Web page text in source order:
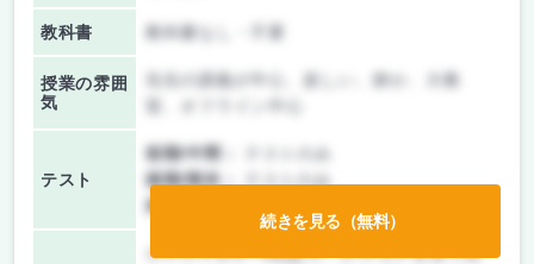
教科書 教科書なし・不要
授業の雰囲
気
先生の講義が中心、楽しい、静か、大教
テスト
前期/中間：
後期/期末：
小テストが3～4回あり、レジュメを見て先
続きを見る（無料）